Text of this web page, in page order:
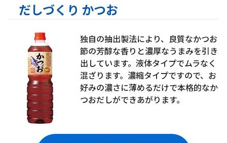
だしづくり かつお
独自の抽出製法により、良質なかつお
節の芳醇な香りと濃厚なうまみを引き
出しています。液体タイプでムラなく
混ざります。濃縮タイプですので、お
好みの濃さに薄めるだけで本格的なか
つおだしができあがります。